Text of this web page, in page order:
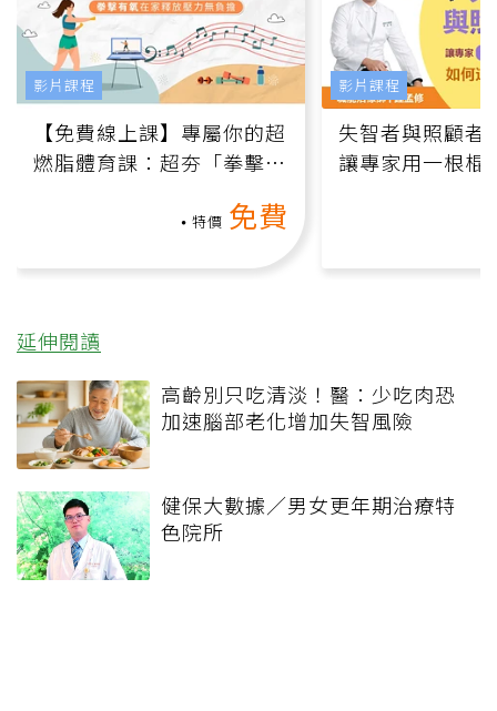
【免費線上課】專屬你的超
燃脂體育課：超夯「拳擊有
特價 免費
影片課程
失智者與照顧者
讓專家用一根棍
影片課程
延伸閱讀
高齡別只吃清淡！醫：少吃肉恐
加速腦部老化增加失智風險
健保大數據／男女更年期治療特
色院所